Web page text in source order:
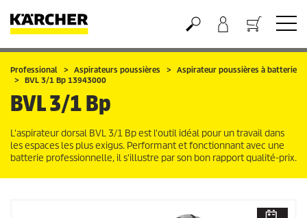
Panier
Professional Aspirateurs poussières
Aspirateur poussières à batterie
BVL 3/1 Bp 13943000
BVL 3/1 Bp
L'aspirateur dorsal BVL 3/1 Bp est l'outil idéal pour un travail dans
les espaces les plus exigus. Performant et fonctionnant avec une
batterie professionnelle, il s'illustre par son bon rapport qualité-prix.